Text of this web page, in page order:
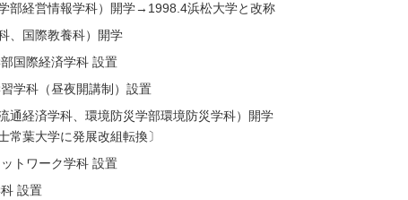
部経営情報学科）開学→1998.4浜松大学と改称
、国際教養科）開学
国際経済学科 設置
学科（昼夜開講制）設置
通経済学科、環境防災学部環境防災学科）開学
常葉大学に発展改組転換〕
トワーク学科 設置
設置